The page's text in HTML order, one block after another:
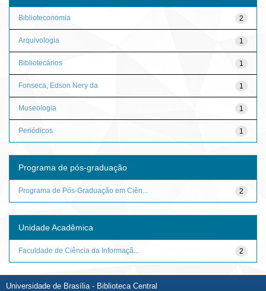
2
Biblioteconomia
1
Arquivologia
1
Bibliotecários
1
Fonseca, Edson Nery da
1
Museologia
1
Periódicos
Programa de pós-graduação
2
Programa de Pós-Graduação em Ciên...
Unidade Acadêmica
2
Faculdade de Ciência da Informaçã...
Universidade de Brasília - Biblioteca Central